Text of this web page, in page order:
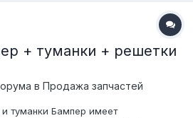
+ туманки + решетки
в Продажа запчастей
туманки Бампер имеет